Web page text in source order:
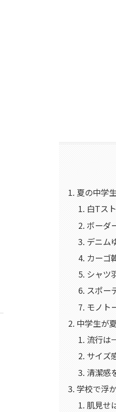
夏の中学
白Tス
ボーダ
デニム
カーゴ
シャツ
スポー
モノト
中学生が
流行は
サイズ
清潔感
学校で浮
肌見せ